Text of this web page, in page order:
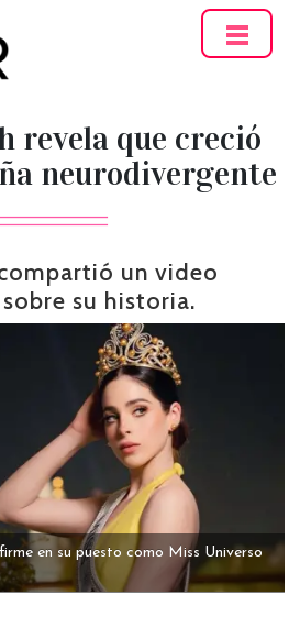
revela que creció
neurodivergente
un video
su historia.
en su puesto como Miss Universo